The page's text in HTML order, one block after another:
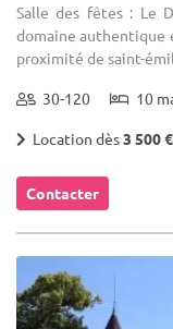
Salle des fêtes : Le
domaine authentique
proximité de saint-
30-120 10
Location dès3 500 €
Contacter